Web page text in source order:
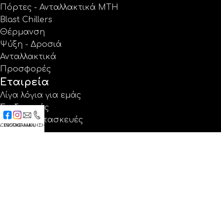
Πόρτες - Ανταλλακτικά MTH
Blast Chillers
Θέρμανση
Ψύξη - Δροσιά
Ανταλλακτικά
Προσφορές
Εταιρεία
Λίγα λόγια για εμάς
Σχεδιασμός
Ειδικές κατασκευές
INSTAGRAM
E-MAILΚΛΗΣΗ